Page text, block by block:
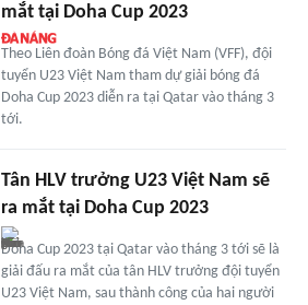
mắt tại Doha Cup 2023
Theo Liên đoàn Bóng đá Việt Nam (VFF), đội
tuyển U23 Việt Nam tham dự giải bóng đá
Doha Cup 2023 diễn ra tại Qatar vào tháng 3
tới.
Tân HLV trưởng U23 Việt Nam sẽ
ra mắt tại Doha Cup 2023
Doha Cup 2023 tại Qatar vào tháng 3 tới sẽ là
giải đấu ra mắt của tân HLV trưởng đội tuyển
U23 Việt Nam, sau thành công của hai người